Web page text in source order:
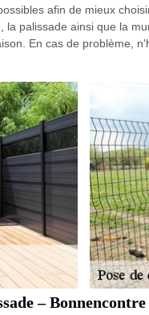
afin de mieux
la palissade ainsi que la
En cas de problème,
– Bonnencontre